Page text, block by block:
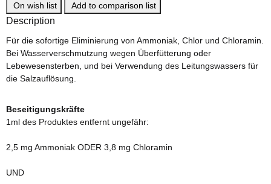
On wish list
Add to comparison list
Description
Für die sofortige Eliminierung von Ammoniak, Chlor und Chloramin.
Bei Wasserverschmutzung wegen Überfütterung oder
Lebewesensterben, und bei Verwendung des Leitungswassers für
die Salzauflösung.
Beseitigungskräfte
1ml des Produktes entfernt ungefähr:
2,5 mg Ammoniak ODER 3,8 mg Chloramin
UND